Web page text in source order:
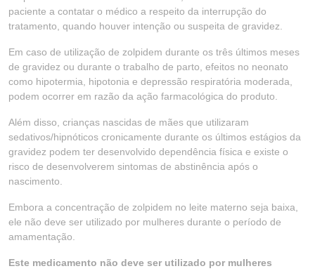
paciente a contatar o médico a respeito da interrupção do
tratamento, quando houver intenção ou suspeita de gravidez.
Em caso de utilização de zolpidem durante os três últimos meses
de gravidez ou durante o trabalho de parto, efeitos no neonato
como hipotermia, hipotonia e depressão respiratória moderada,
podem ocorrer em razão da ação farmacológica do produto.
Além disso, crianças nascidas de mães que utilizaram
sedativos/hipnóticos cronicamente durante os últimos estágios da
gravidez podem ter desenvolvido dependência física e existe o
risco de desenvolverem sintomas de abstinência após o
nascimento.
Embora a concentração de zolpidem no leite materno seja baixa,
ele não deve ser utilizado por mulheres durante o período de
amamentação.
Este medicamento não deve ser utilizado por mulheres